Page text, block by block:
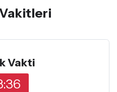
Vakti